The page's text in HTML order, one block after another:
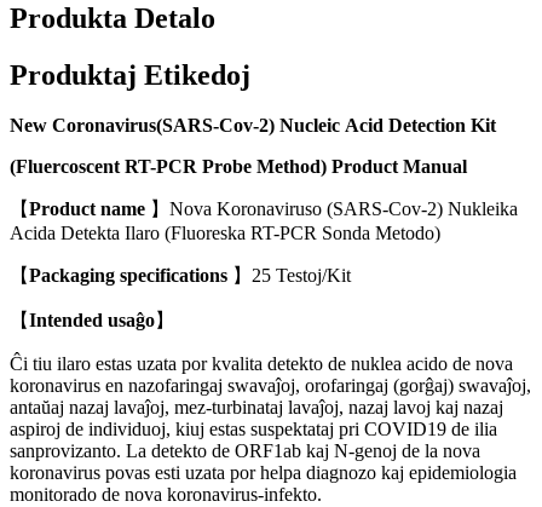
Produkta Detalo
Produktaj Etikedoj
New Coronavirus(SARS-Cov-2) Nucleic Acid Detection Kit
(Fluercoscent RT-PCR Probe Method) Product Manual
【Product name 】 Nova Koronaviruso (SARS-Cov-2) Nukleika
Acida Detekta Ilaro (Fluoreska RT-PCR Sonda Metodo)
【Packaging specifications 】 25 Testoj/Kit
【Intended usaĝo】
Ĉi tiu ilaro estas uzata por kvalita detekto de nuklea acido de nova
koronavirus en nazofaringaj swavaĵoj, orofaringaj (gorĝaj) swavaĵoj,
antaŭaj nazaj lavaĵoj, mez-turbinataj lavaĵoj, nazaj lavoj kaj nazaj
aspiroj de individuoj, kiuj estas suspektataj pri COVID19 de ilia
sanprovizanto. La detekto de ORF1ab kaj N-genoj de la nova
koronavirus povas esti uzata por helpa diagnozo kaj epidemiologia
monitorado de nova koronavirus-infekto.